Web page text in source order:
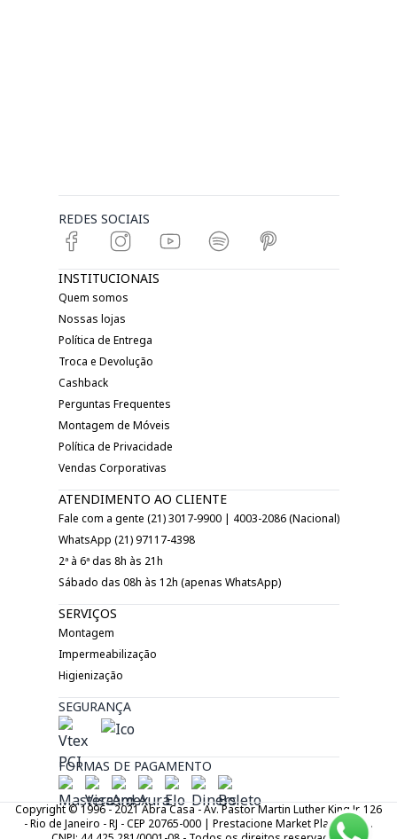
REDES SOCIAIS
INSTITUCIONAIS
Quem somos
Nossas lojas
Política de Entrega
Troca e Devolução
Cashback
Perguntas Frequentes
Montagem de Móveis
Política de Privacidade
Vendas Corporativas
ATENDIMENTO AO CLIENTE
Fale com a gente (21) 3017-9900 | 4003-2086 (Nacional)
WhatsApp (21) 97117-4398
2ª à 6ª das 8h às 21h
Sábado das 08h às 12h (apenas WhatsApp)
SERVIÇOS
Montagem
Impermeabilização
Higienização
SEGURANÇA
FORMAS DE PAGAMENTO
Copyright © 1996 - 2021 Abra Casa - Av. Pastor Martin Luther King Jr. 126
- Rio de Janeiro - RJ - CEP 20765-000 | Prestacione Market Place LTDA.